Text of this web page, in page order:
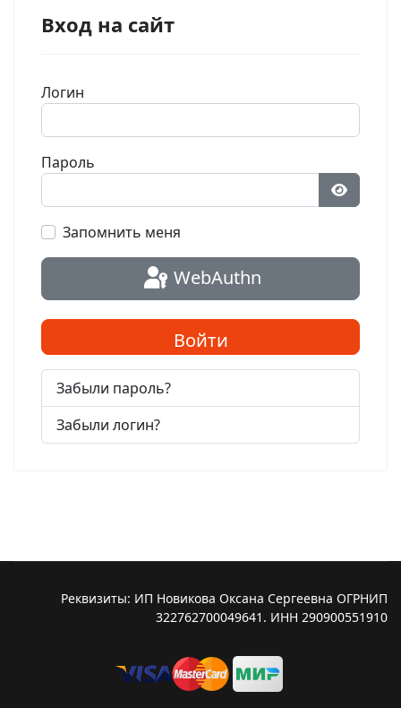
Вход на сайт
Логин
Пароль
Запомнить меня
WebAuthn
Войти
Забыли пароль?
Забыли логин?
Реквизиты: ИП Новикова Оксана Сергеевна ОГРНИП
322762700049641. ИНН 290900551910